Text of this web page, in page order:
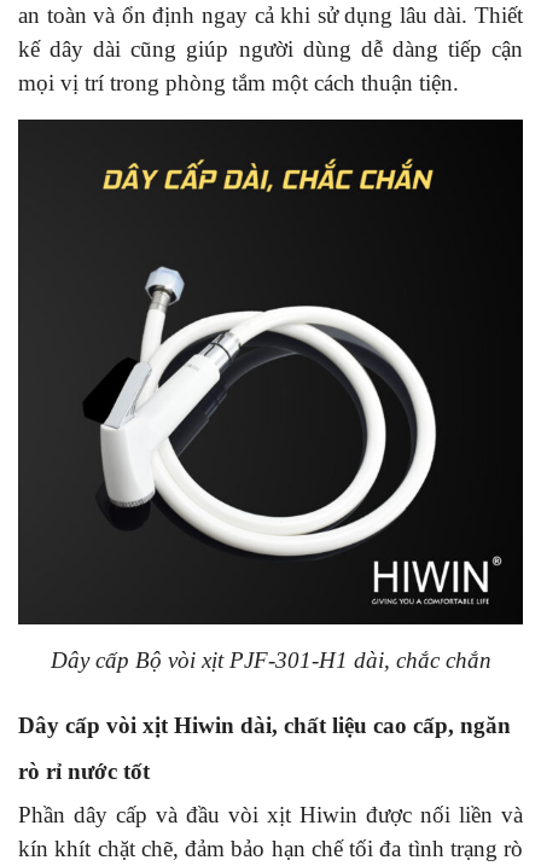
an toàn và ổn định ngay cả khi sử dụng lâu dài. Thiết
kế dây dài cũng giúp người dùng dễ dàng tiếp cận
mọi vị trí trong phòng tắm một cách thuận tiện.
Dây cấp Bộ vòi xịt PJF-301-H1 dài, chắc chắn
Dây cấp vòi xịt Hiwin dài, chất liệu cao cấp, ngăn
rò rỉ nước tốt
Phần dây cấp và đầu vòi xịt Hiwin được nối liền và
kín khít chặt chẽ, đảm bảo hạn chế tối đa tình trạng rò